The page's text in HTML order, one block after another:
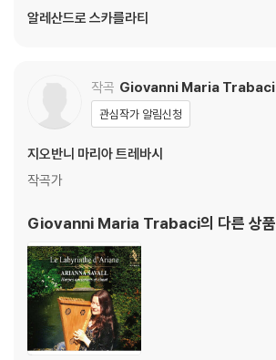
알레산드로 스카를라티
작곡 Giovanni Maria Trabaci
관심작가 알림신청
지오반니 마리아 트레바시
작곡가
Giovanni Maria Trabaci의 다른 상품